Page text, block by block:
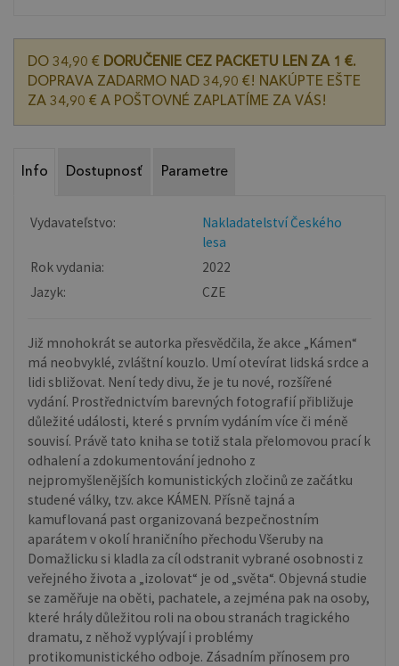
DO 34,90 € DORUČENIE CEZ PACKETU LEN ZA 1 €.
DOPRAVA ZADARMO NAD 34,90 €! NAKÚPTE EŠTE
ZA 34,90 € A POŠTOVNÉ ZAPLATÍME ZA VÁS!
Info Dostupnosť Parametre
Vydavateľstvo:
Nakladatelství Českého
lesa
Rok vydania:
2022
Jazyk:
CZE
Již mnohokrát se autorka přesvědčila, že akce „Kámen“
má neobvyklé, zvláštní kouzlo. Umí otevírat lidská srdce a
lidi sbližovat. Není tedy divu, že je tu nové, rozšířené
vydání. Prostřednictvím barevných fotografií přibližuje
důležité události, které s prvním vydáním více či méně
souvisí. Právě tato kniha se totiž stala přelomovou prací k
odhalení a zdokumentování jednoho z
nejpromyšlenějších komunistických zločinů ze začátku
studené války, tzv. akce KÁMEN. Přísně tajná a
kamuflovaná past organizovaná bezpečnostním
aparátem v okolí hraničního přechodu Všeruby na
Domažlicku si kladla za cíl odstranit vybrané osobnosti z
veřejného života a „izolovat“ je od „světa“. Objevná studie
se zaměřuje na oběti, pachatele, a zejména pak na osoby,
které hrály důležitou roli na obou stranách tragického
dramatu, z něhož vyplývají i problémy
protikomunistického odboje. Zásadním přínosem pro